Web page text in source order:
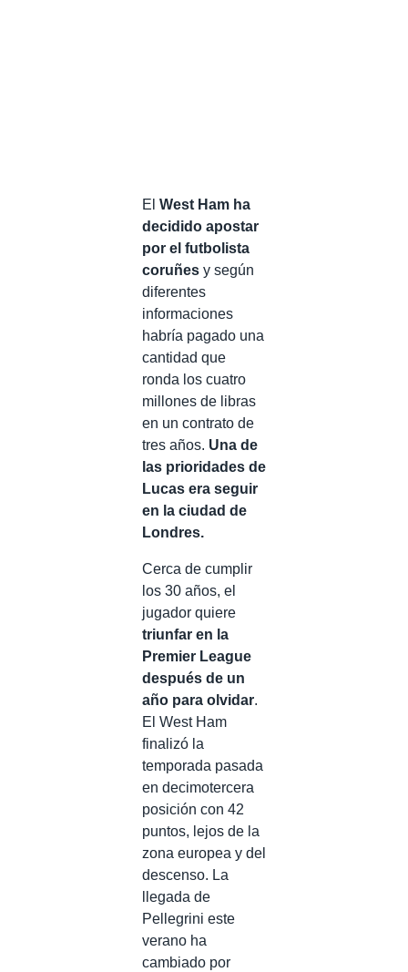
El West Ham ha
decidido apostar
por el futbolista
coruñes y según
diferentes
informaciones
habría pagado una
cantidad que
ronda los cuatro
millones de libras
en un contrato de
tres años. Una de
las prioridades de
Lucas era seguir
en la ciudad de
Londres.
Cerca de cumplir
los 30 años, el
jugador quiere
triunfar en la
Premier League
después de un
año para olvidar.
El West Ham
finalizó la
temporada pasada
en decimotercera
posición con 42
puntos, lejos de la
zona europea y del
descenso. La
llegada de
Pellegrini este
verano ha
cambiado por